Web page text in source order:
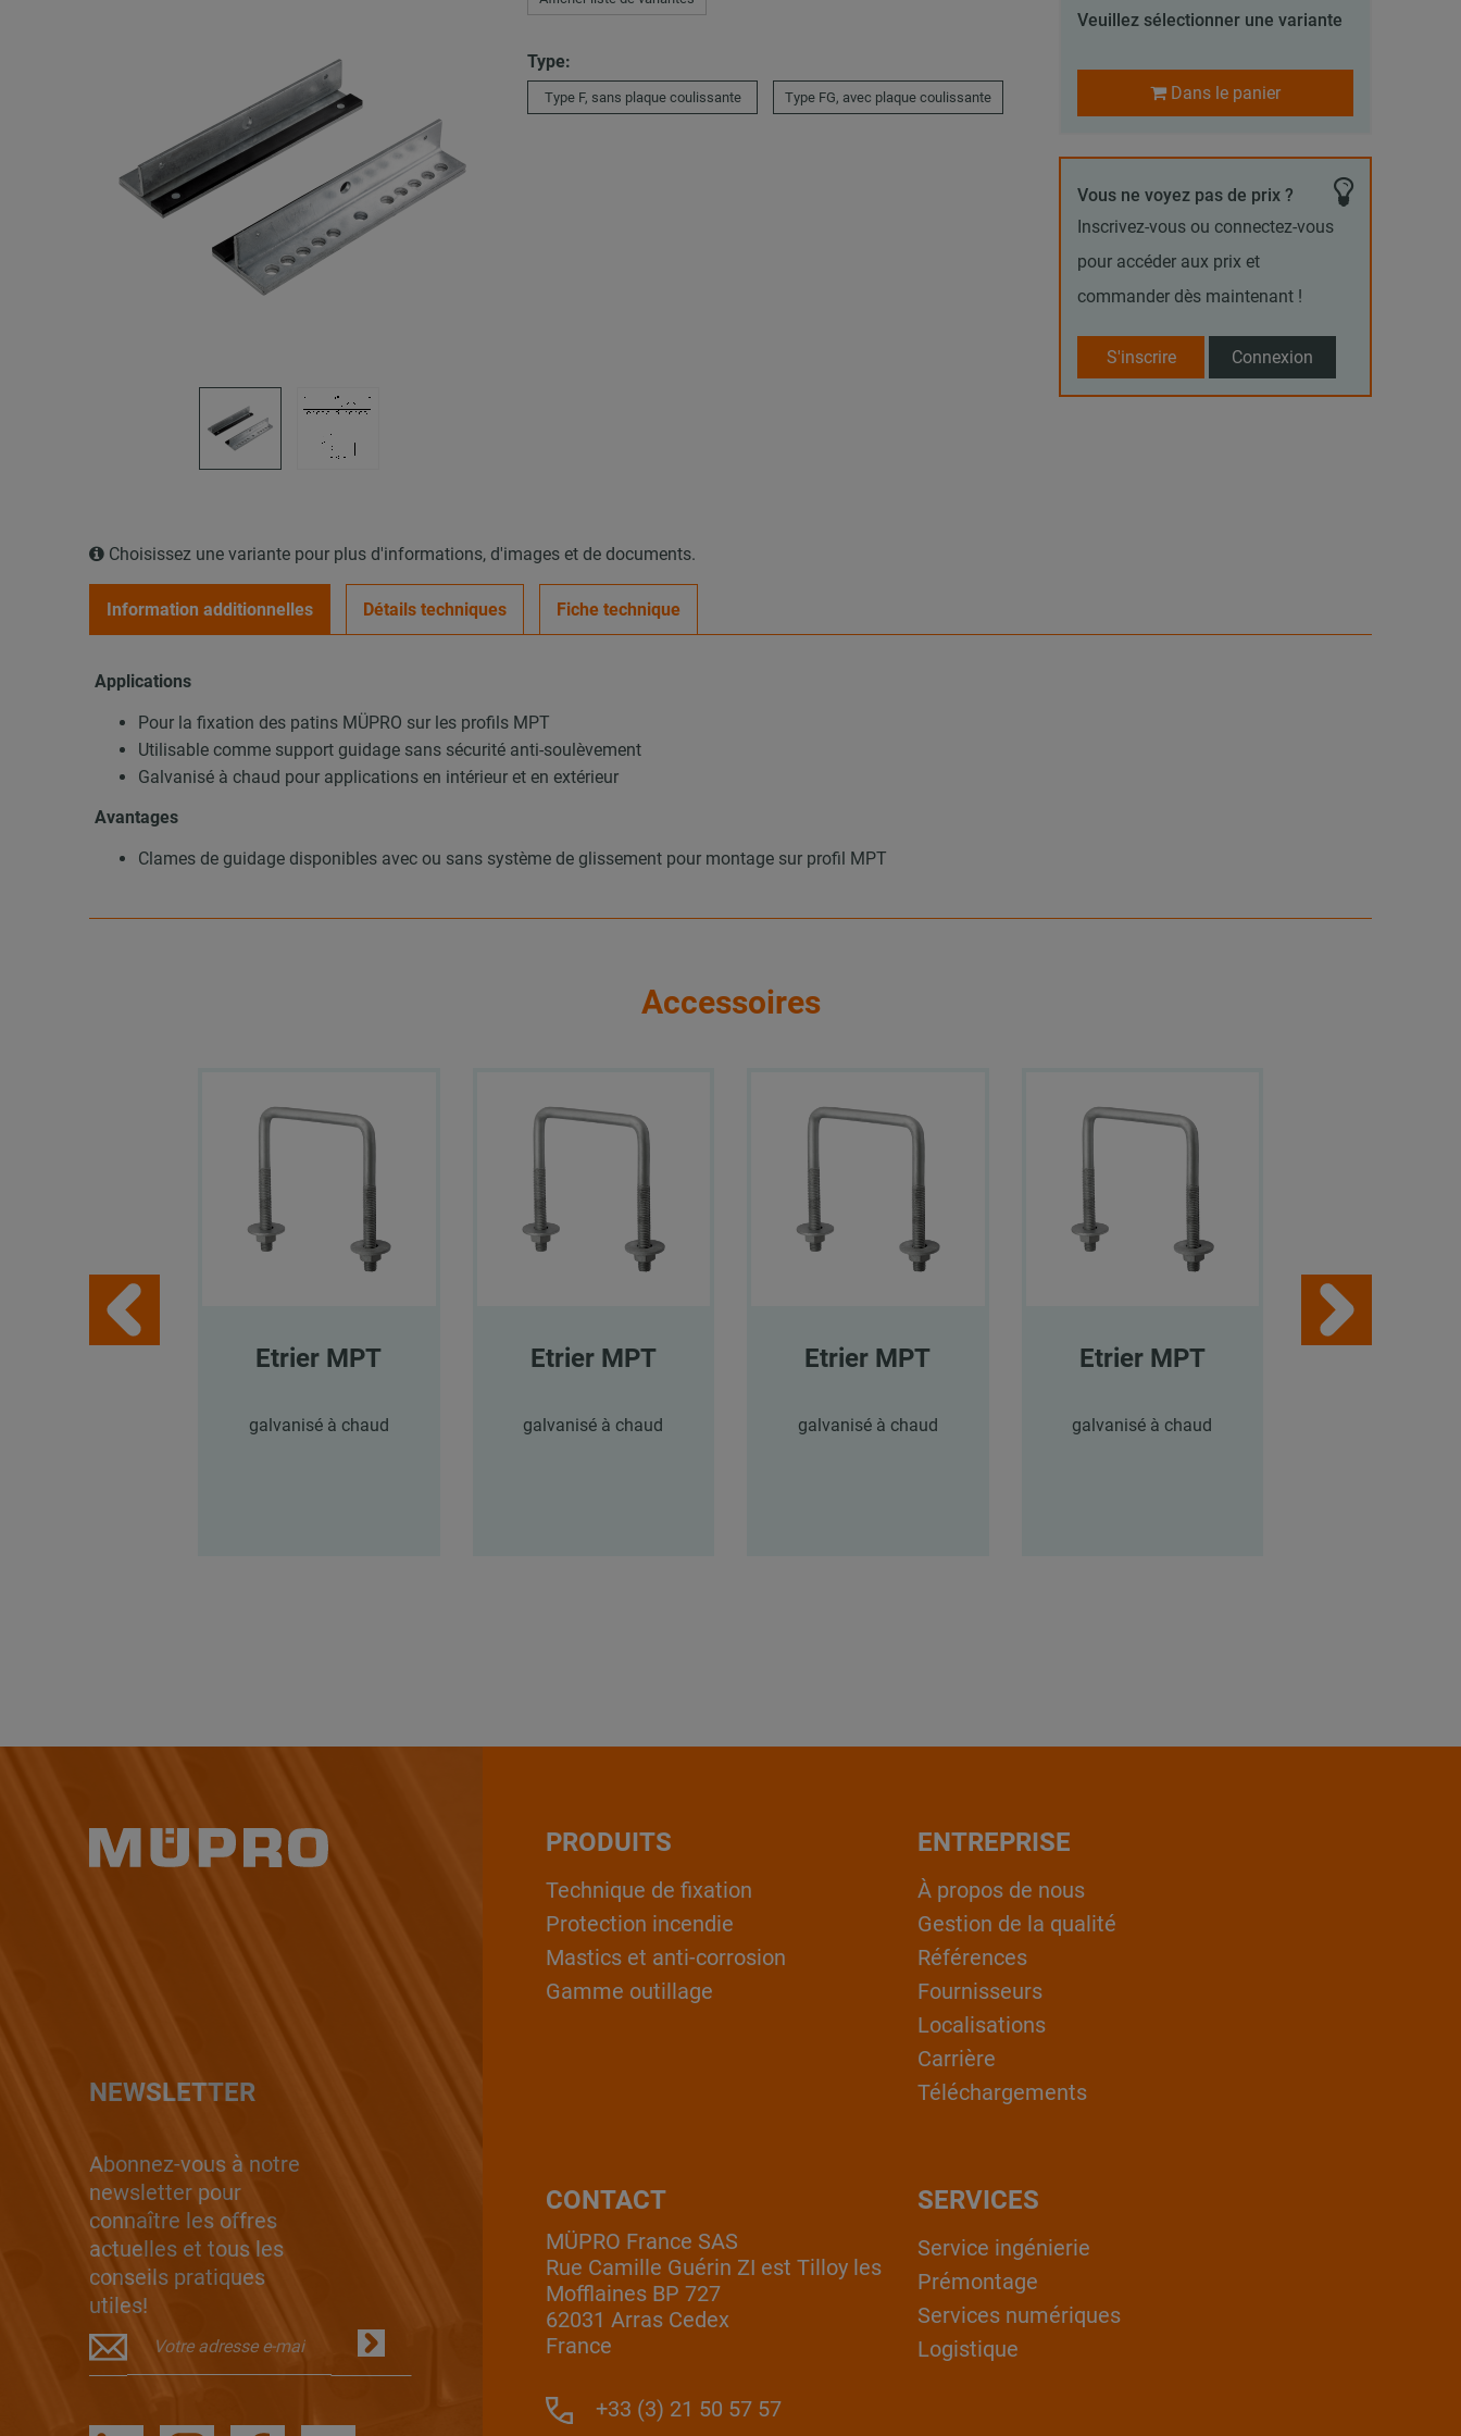
Type:
Type F, sans plaque coulissante Type FG, avec plaque coulissante
Veuillez sélectionner une variante
Dans le panier
Vous ne voyez pas de prix ?
Inscrivez-vous ou connectez-vous
pour accéder aux prix et
commander dès maintenant !
S'inscrire Connexion
Choisissez une variante pour plus d'informations, d'images et de documents.
Information additionnelles Détails techniques Fiche technique
Applications
Pour la fixation des patins MÜPRO sur les profils MPT
Utilisable comme support guidage sans sécurité anti-soulèvement
Galvanisé à chaud pour applications en intérieur et en extérieur
Avantages
Clames de guidage disponibles avec ou sans système de glissement pour montage sur profil MPT
Accessoires
Etrier MPT
galvanisé à chaud
Etrier MPT
galvanisé à chaud
Etrier MPT
galvanisé à chaud
Etrier MPT
galvanisé à chaud
NEWSLETTER
Abonnez-vous à notre
newsletter pour
connaître les offres
actuelles et tous les
conseils pratiques
utiles!
PRODUITS
Technique de fixation
Protection incendie
Mastics et anti-corrosion
Gamme outillage
ENTREPRISE
À propos de nous
Gestion de la qualité
Références
Fournisseurs
Localisations
Carrière
Téléchargements
CONTACT
MÜPRO France SAS
Rue Camille Guérin ZI est Tilloy les
Mofflaines BP 727
62031 Arras Cedex
France
+33 (3) 21 50 57 57
SERVICES
Service ingénierie
Prémontage
Services numériques
Logistique